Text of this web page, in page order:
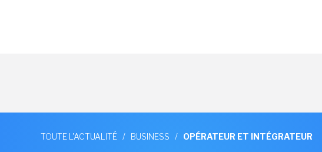
TOUTE L'ACTUALITÉ / BUSINESS / OPÉRATEUR ET INTÉGRATEUR